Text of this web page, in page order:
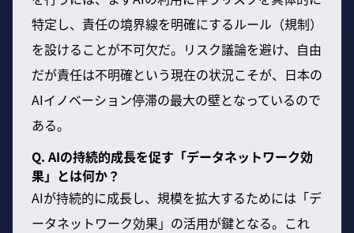
特定し、責任の境界線を明確にするルール（規制）
を設けることが不可欠だ。リスク議論を避け、自由
だが責任は不明確という現在の状況こそが、日本の
AIイノベーション停滞の最大の壁となっているので
ある。
Q. AIの持続的成長を促す「データネットワーク効
果」とは何か？
AIが持続的に成長し、規模を拡大するためには「デ
ータネットワーク効果」の活用が鍵となる。これ